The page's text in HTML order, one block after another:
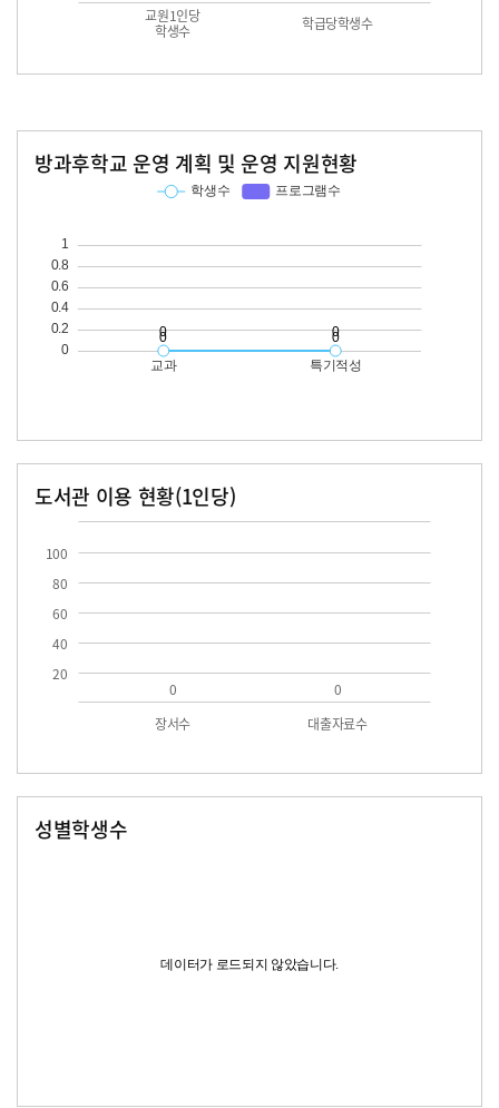
교원1인당
학생수 학급당학생수
방과후학교 운영 계획 및 운영 지원현황
도서관 이용 현황(1인당)
20
40
60
80
100
장서수 대출자료수
0 0
성별학생수
데이터가 로드되지 않았습니다.